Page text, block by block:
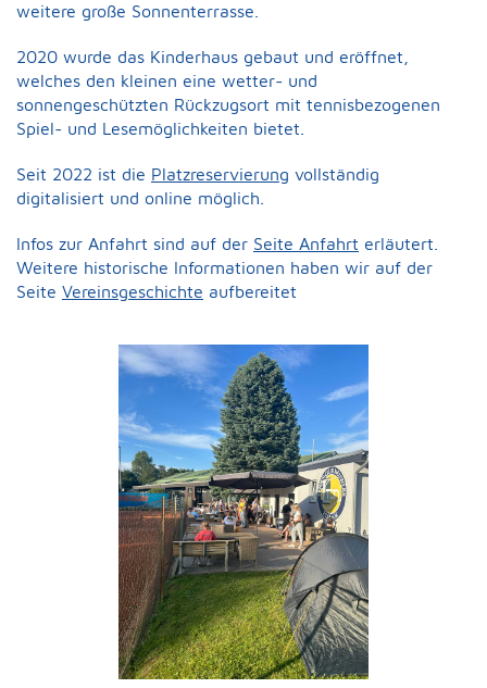
weitere große Sonnenterrasse.
2020 wurde das Kinderhaus gebaut und eröffnet,
welches den kleinen eine wetter- und
sonnengeschützten Rückzugsort mit tennisbezogenen
Spiel- und Lesemöglichkeiten bietet.
Seit 2022 ist die Platzreservierung vollständig
digitalisiert und online möglich.
Infos zur Anfahrt sind auf der Seite Anfahrt erläutert.
Weitere historische Informationen haben wir auf der
Seite Vereinsgeschichte aufbereitet